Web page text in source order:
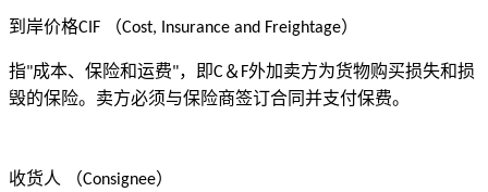
到岸价格CIF （Cost, Insurance and Freightage）
指"成本、保险和运费"，即C ＆ F外加卖方为货物购买损失和损
毁的保险。卖方必须与保险商签订合同并支付保费。
收货人 （Consignee）